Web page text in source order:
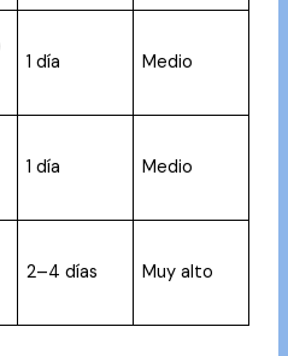
1 día Medio
1 día Medio
2–4 días Muy alto